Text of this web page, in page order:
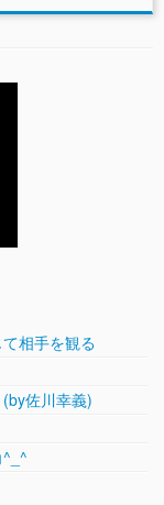
相手を観る
佐川幸義)